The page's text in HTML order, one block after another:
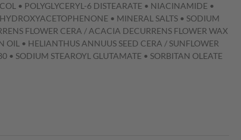
• POLYGLYCERYL-6 DISTEARATE • NIACINAMIDE •
• MINERAL SALTS • SODIUM
FLOWER CERA / ACACIA DECURRENS FLOWER WAX
• HELIANTHUS ANNUUS SEED CERA / SUNFLOWER
• SODIUM STEAROYL GLUTAMATE • SORBITAN OLEATE